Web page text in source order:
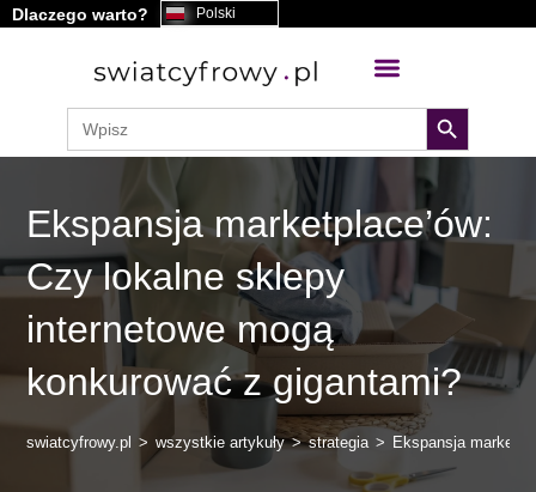
treści
Dlaczego warto? Polski
Search
for:
search button
Ekspansja marketplace’ów:
Czy lokalne sklepy
internetowe mogą
konkurować z gigantami?
swiatcyfrowy.pl > wszystkie artykuły > strategia > Ekspansja